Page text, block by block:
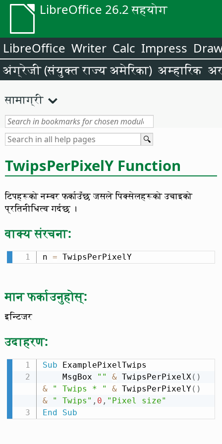
LibreOffice 26.2 सहयोग
LibreOffice Writer Calc Impress
अंग्रेजी (संयुक्त राज्य अमेरिका) अम्हारिक
सामाग्री
TwipsPerPixelY Function
टिपहरूको नम्बर फर्काउँछ जसले पिक्सेलहरूको उचाइको
प्रतिनीधित्व गर्दछ ।
वाक्य संरचना:
n = TwipsPerPixelY
मान फर्काउनुहोस्:
इन्टिजर
उदाहरण:
Sub ExamplePixelTwips
    MsgBox
"" & TwipsPerPixelX ( )
&
" Twips * " & TwipsPerPixelY( )
&
" Twips" , 0 , "Pixel size"
End
Sub